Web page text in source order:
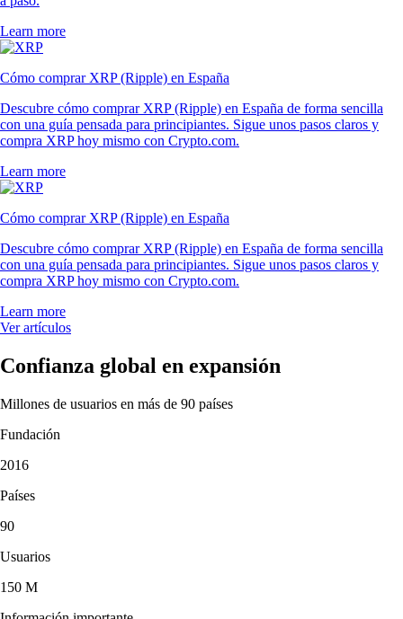
Learn more
Cómo comprar XRP (Ripple) en España
Descubre cómo comprar XRP (Ripple) en España de forma sencilla
con una guía pensada para principiantes. Sigue unos pasos claros y
compra XRP hoy mismo con Crypto.com.
Learn more
Cómo comprar XRP (Ripple) en España
Descubre cómo comprar XRP (Ripple) en España de forma sencilla
con una guía pensada para principiantes. Sigue unos pasos claros y
compra XRP hoy mismo con Crypto.com.
Learn more
Ver artículos
Confianza global en expansión
Millones de usuarios en más de 90 países
Fundación
2016
Países
90
Usuarios
150 M